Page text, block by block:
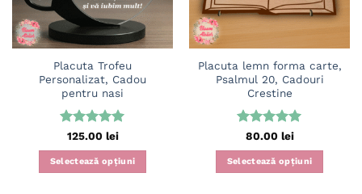
Placuta Trofeu
Personalizat, Cadou
pentru nasi
Evaluat la
5din 5
125.00 lei
Selectează opțiuni
Placuta lemn forma carte,
Psalmul 20, Cadouri
Crestine
Evaluat la
5din 5
80.00 lei
Selectează opțiuni